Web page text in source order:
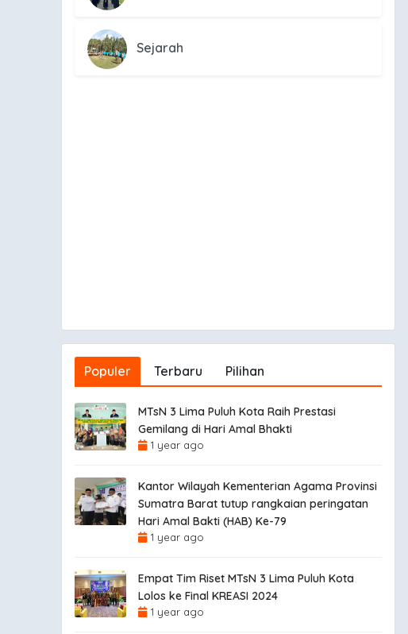
Sejarah
Populer Terbaru Pilihan
MTsN 3 Lima Puluh Kota Raih Prestasi
Gemilang di Hari Amal Bhakti
1 year ago
Kantor Wilayah Kementerian Agama Provinsi
Sumatra Barat tutup rangkaian peringatan
Hari Amal Bakti (HAB) Ke-79
1 year ago
Empat Tim Riset MTsN 3 Lima Puluh Kota
Lolos ke Final KREASI 2024
1 year ago